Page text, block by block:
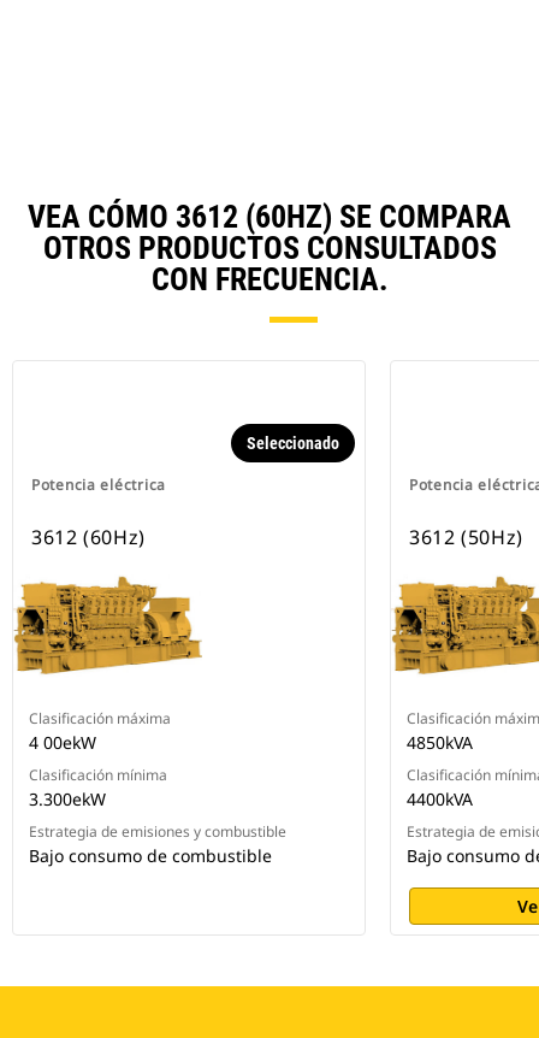
VEA CÓMO 3612 (60HZ) SE COMPARA
OTROS PRODUCTOS CONSULTADOS
CON FRECUENCIA.
Potencia eléctrica
Seleccionado
3612 (60Hz)
Clasificación máxima
4 00ekW
Clasificación mínima
3.300ekW
Estrategia de emisiones y combustible
Bajo consumo de combustible
Potencia
3612 (50Hz)
Clasificación
4850kVA
Clasificación
4400kVA
Estrategia de
Bajo consumo